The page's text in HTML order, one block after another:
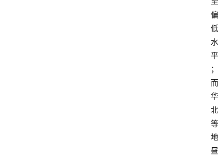
偏
低
水
平
；
而
华
北
等
地
昼